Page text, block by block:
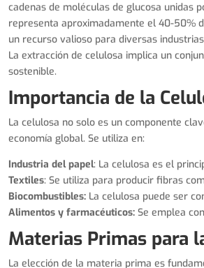
cadenas de moléculas de glucosa unidas
representa aproximadamente el 40-50%
un recurso valioso para diversas
La extracción de celulosa implica un
sostenible.
Importancia de la
La celulosa no solo es un componente
economía global. Se utiliza en:
Industria del papel: La celulosa es el
Textiles: Se utiliza para producir fibras
Biocombustibles: La celulosa puede ser
Alimentos y farmacéuticos: Se emplea
Materias Primas para
La elección de la materia prima es